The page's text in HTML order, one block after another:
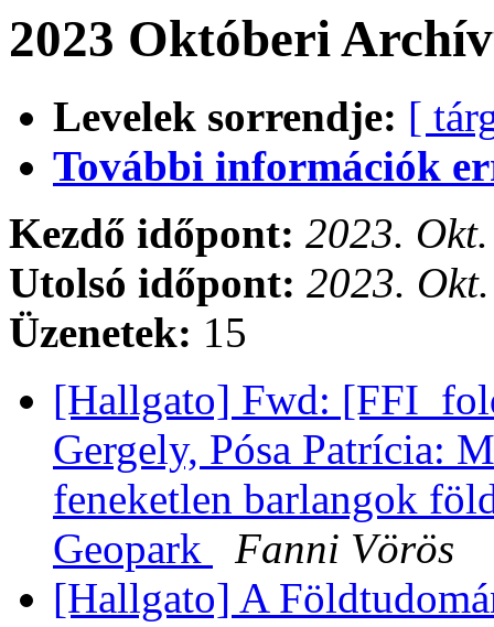
2023 Októberi
Levelek sorrendje: [
További információk
Kezdő időpont: 2023.
Utolsó időpont: 2023.
Üzenetek: 15
[Hallgato] Fwd:
Gergely, Pósa Patrícia:
feneketlen barlangok
Geopark
Fanni Vörös
[Hallgato] A